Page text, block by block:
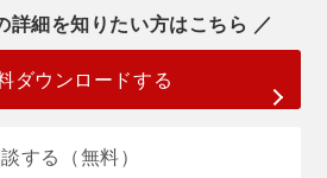
詳細を知りたい方はこちら ／
ダウンロードする
する（無料）